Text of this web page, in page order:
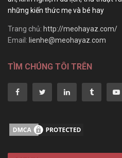
những kiến thức mẹ và bé hay
Trang chủ: http://meohayaz.com/
Email: lienhe@meohayaz.com
TÌM CHÚNG TÔI TRÊN